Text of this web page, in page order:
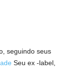
seguindo seus
Seu ex -label,